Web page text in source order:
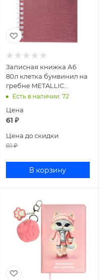
Записная книжка А6
80л клетка бумвинил на
гребне METALLIC
Розовая 80ЗК6бвВ1гр
Есть в наличии: 72
Цена
61₽
Цена до скидки
81₽
В корзину